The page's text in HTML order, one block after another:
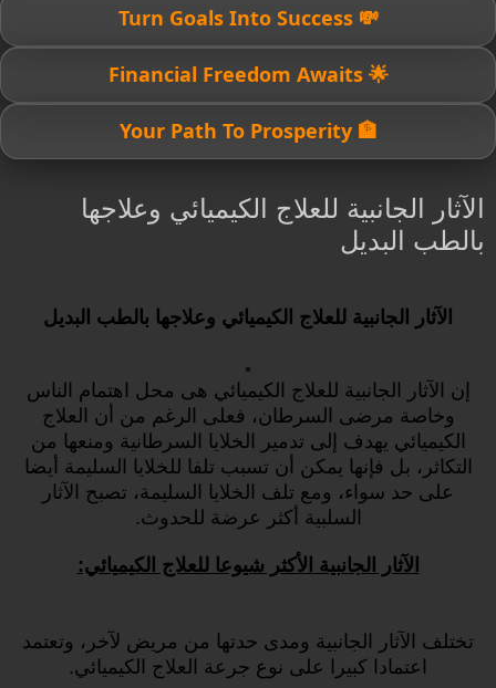
💸 Turn Goals Into Success
🌟 Financial Freedom Awaits
🏦 Your Path To Prosperity
الآثار الجانبية للعلاج الكيميائي وعلاجها
بالطب البديل
الآثار الجانبية للعلاج الكيميائي وعلاجها بالطب البديل
إن الآثار الجانبية للعلاج الكيميائي هى محل اهتمام الناس
وخاصة مرضى السرطان، فعلى الرغم من أن العلاج
الكيميائي يهدف إلى تدمير الخلايا السرطانية ومنعها من
التكاثر، بل فإنها يمكن أن تسبب تلفا للخلايا السليمة أيضا
على حد سواء، ومع تلف الخلايا السليمة، تصبح الآثار
السلبية أكثر عرضة للحدوث.
الآثار الجانبية الأكثر شيوعا للعلاج الكيميائي:
تختلف الآثار الجانبية ومدى حدتها من مريض لآخر، وتعتمد
اعتمادا كبيرا على نوع جرعة العلاج الكيميائي.